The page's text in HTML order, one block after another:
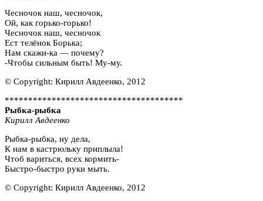
Чесночок наш, чесночок,
Ой, как горько-горько!
Чесночок наш, чесночок
Ест телёнок Борька;
Нам скажи-ка — почему?
-Чтобы сильным быть! Му-му.
© Copyright: Кирилл Авдеенко, 2012
**************************************
Рыбка-рыбка
Кирилл Авдеенко
Рыбка-рыбка, ну дела,
К нам в кастрюльку приплыла!
Чтоб вариться, всех кормить-
Быстро-быстро руки мыть.
© Copyright: Кирилл Авдеенко, 2012